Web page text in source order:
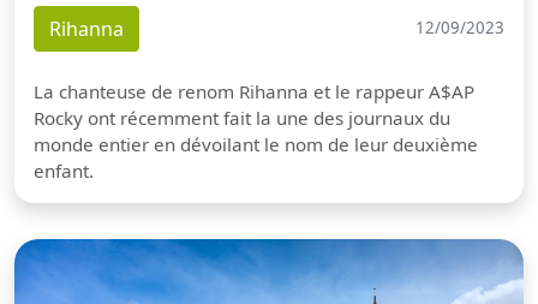
Rihanna 12/09/2023
La chanteuse de renom Rihanna et le rappeur A$AP
Rocky ont récemment fait la une des journaux du
monde entier en dévoilant le nom de leur deuxième
enfant.